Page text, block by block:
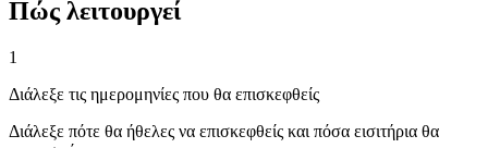
Πώς λειτουργεί
1
Διάλεξε τις ημερομηνίες που θα επισκεφθείς
Διάλεξε πότε θα ήθελες να επισκεφθείς και πόσα εισιτήρια θα